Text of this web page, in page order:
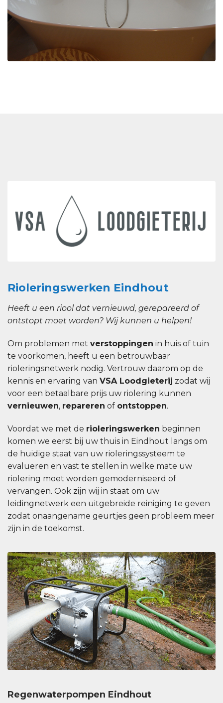
Rioleringswerken Eindhout
Heeft u een riool dat vernieuwd, gerepareerd of
ontstopt moet worden? Wij kunnen u helpen!
Om problemen met verstoppingen in huis of tuin
te voorkomen, heeft u een betrouwbaar
rioleringsnetwerk nodig. Vertrouw daarom op de
kennis en ervaring van VSA Loodgieterij zodat wij
voor een betaalbare prijs uw riolering kunnen
vernieuwen, repareren of ontstoppen.
Voordat we met de rioleringswerken beginnen
komen we eerst bij uw thuis in Eindhout langs om
de huidige staat van uw rioleringssysteem te
evalueren en vast te stellen in welke mate uw
riolering moet worden gemoderniseerd of
vervangen. Ook zijn wij in staat om uw
leidingnetwerk een uitgebreide reiniging te geven
zodat onaangename geurtjes geen probleem meer
zijn in de toekomst.
Regenwaterpompen Eindhout